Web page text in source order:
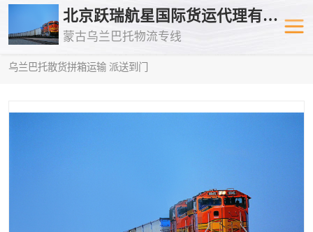
北京跃瑞航星国际货运代理有限公司
蒙古乌兰巴托物流专线
乌兰巴托散货拼箱运输 派送到门
乌兰巴托物流专线 乌兰巴托铁
乌兰巴托公路运输
中欧班列
蒙古乌兰巴托双清包税 蒙古乌兰巴